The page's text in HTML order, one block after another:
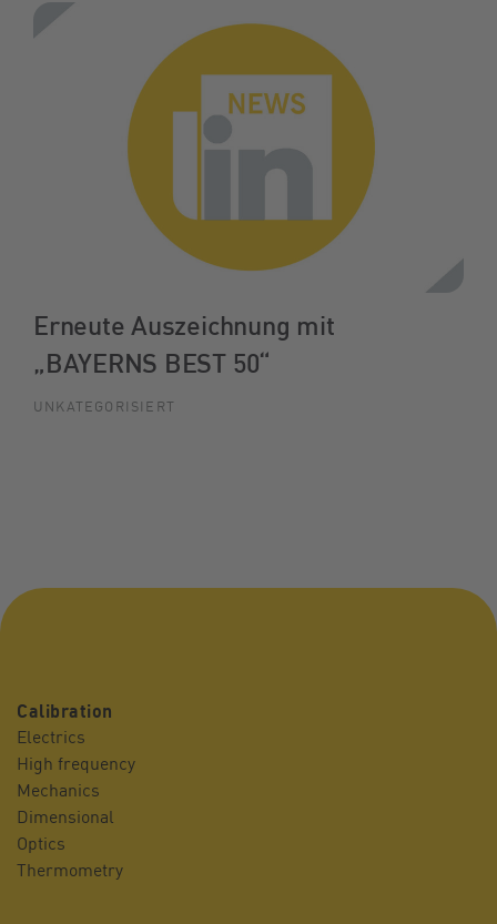
Erneute Auszeichnung mit
„BAYERNS BEST 50“
UNKATEGORISIERT
Calibration
Electrics
High frequency
Mechanics
Dimensional
Optics
Thermometry